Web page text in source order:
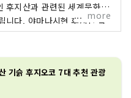
후지산과 관련된 세계문화유
후지산 북
지역은 풍부한 자연환경을 자
의 원천」은 기타구치 혼구
more
기슭 후지오코 7대 추천 관광